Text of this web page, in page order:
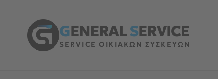
GENERALSERVICE
SERVICE ΟΙΚΙΑΚΩΝ ΣΥΣΚΕΥΩΝ